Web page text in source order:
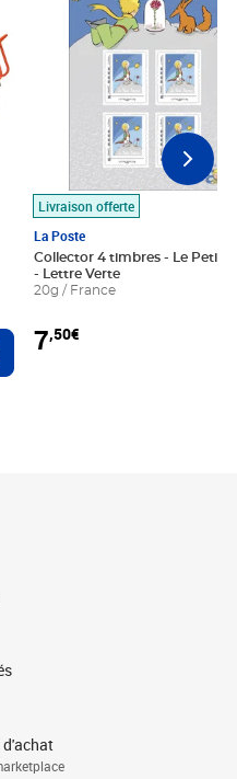
au panier
Livraison offerte
La Poste
Collector 4 timbres - Le Petit
- Lettre Verte
20g / France
7,50€
d'achat